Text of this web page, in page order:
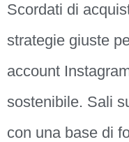
Scordati di
strategie giuste
account
sostenibile. Sali
con una base di